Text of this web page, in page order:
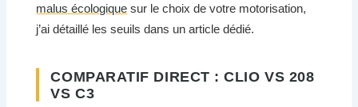
malus écologique sur le choix de votre motorisation,
j’ai détaillé les seuils dans un article dédié.
COMPARATIF DIRECT : CLIO VS 208
VS C3